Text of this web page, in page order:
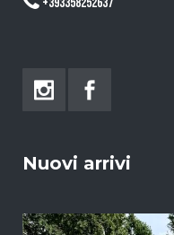
Nuovi arrivi